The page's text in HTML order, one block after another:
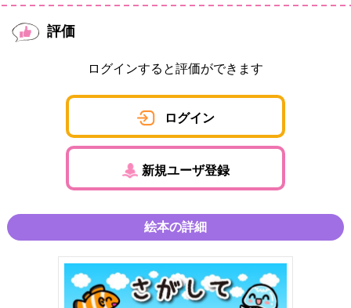
評価
ログインすると評価ができます
ログイン
新規ユーザ登録
絵本の詳細